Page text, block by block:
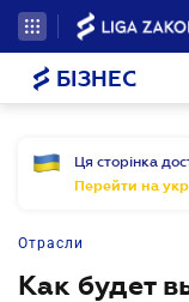
БІЗНЕС
Ця сторінка
Перейти на
Отрасли
Как будет